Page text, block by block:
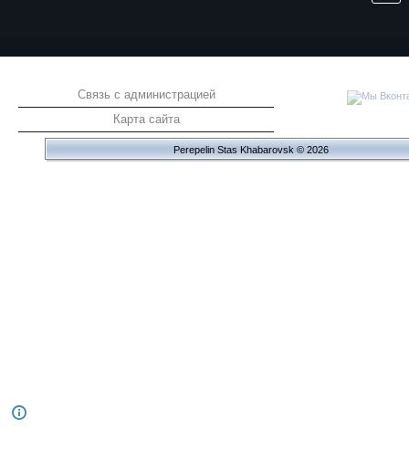
Связь с администрацией
Карта сайта
Perepelin Stas Khabarovsk © 2026